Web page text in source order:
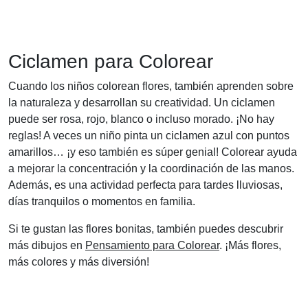
Ciclamen para Colorear
Cuando los niños colorean flores, también aprenden sobre
la naturaleza y desarrollan su creatividad. Un ciclamen
puede ser rosa, rojo, blanco o incluso morado. ¡No hay
reglas! A veces un niño pinta un ciclamen azul con puntos
amarillos… ¡y eso también es súper genial! Colorear ayuda
a mejorar la concentración y la coordinación de las manos.
Además, es una actividad perfecta para tardes lluviosas,
días tranquilos o momentos en familia.
Si te gustan las flores bonitas, también puedes descubrir
más dibujos en Pensamiento para Colorear. ¡Más flores,
más colores y más diversión!